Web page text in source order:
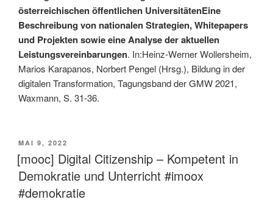
österreichischen öffentlichen UniversitätenEine
Beschreibung von nationalen Strategien, Whitepapers
und Projekten sowie eine Analyse der aktuellen
Leistungsvereinbarungen. In:Heinz-Werner Wollersheim,
Marios Karapanos, Norbert Pengel (Hrsg.), Bildung in der
digitalen Transformation, Tagungsband der GMW 2021,
Waxmann, S. 31-36.
VERÖFFENTLICHT
AM
MAI 9, 2022
[mooc] Digital Citizenship – Kompetent in
Demokratie und Unterricht #imoox
#demokratie